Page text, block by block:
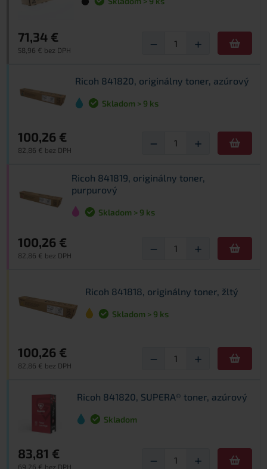
71,34 €
58,96 € bez DPH − +
Ricoh 841820, originálny toner, azúrový
Skladom > 9 ks
100,26 €
82,86 € bez DPH − +
Ricoh 841819, originálny toner,
purpurový
Skladom > 9 ks
100,26 €
82,86 € bez DPH − +
Ricoh 841818, originálny toner, žltý
Skladom > 9 ks
100,26 €
82,86 € bez DPH − +
Ricoh 841820, SUPERA® toner, azúrový
Skladom
83,81 €
69,26 € bez DPH − +